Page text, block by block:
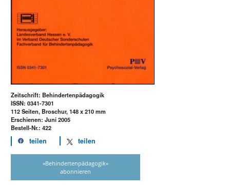
Zeitschrift: Behindertenpädagogik
ISSN: 0341-7301
112 Seiten, Broschur, 148 x 210 mm
Erschienen: Juni 2005
Bestell-Nr.: 422
teilen teilen
»Behindertenpädagogik«
abonnieren